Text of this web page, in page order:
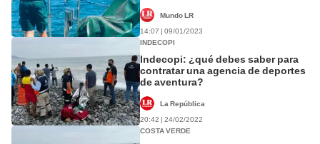
Mundo LR
14:07 | 09/01/2023
INDECOPI
Indecopi: ¿qué debes saber para
contratar una agencia de deportes
de aventura?
La República
20:42 | 24/02/2022
COSTA VERDE